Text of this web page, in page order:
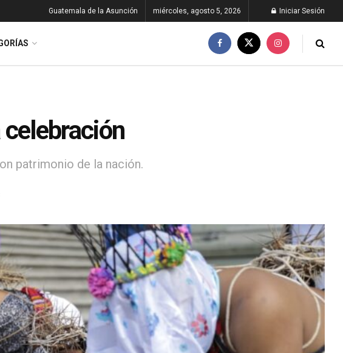
Guatemala de la Asunción miércoles, agosto 5, 2026 Iniciar Sesión
celebración
patrimonio de la nación.